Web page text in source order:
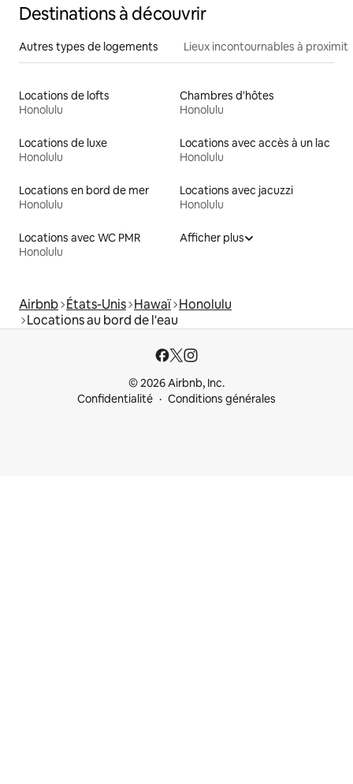
Destinations à découvrir
Autres types de logements Lieux incontournables à
Locations de lofts
Honolulu
Chambres d'hôtes
Honolulu
Locations de luxe
Honolulu
Locations avec accès à un lac
Honolulu
Locations en bord de mer
Honolulu
Locations avec jacuzzi
Honolulu
Locations avec WC PMR
Honolulu
Afficher plus
Airbnb États-Unis Hawaï Honolulu
Locations au bord de l'eau
© 2026 Airbnb, Inc.
Confidentialité
Conditions générales